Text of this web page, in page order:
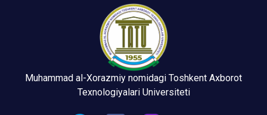
Muhammad al-Xorazmiy nomidagi Toshkent Axborot
Texnologiyalari Universiteti